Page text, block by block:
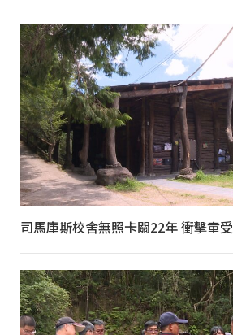
司馬庫斯校舍無照卡關22年 衝擊童